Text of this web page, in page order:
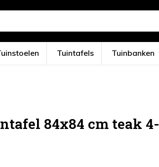
Tuintafels Tuinbanken
84x84 cm teak 4-